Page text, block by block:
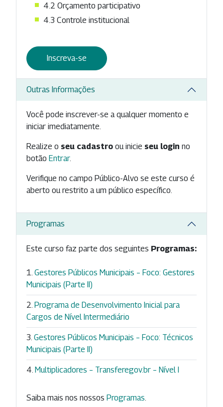
4.2 Orçamento participativo
4.3 Controle institucional
Inscreva-se
Outras Informações
Você pode inscrever-se a qualquer momento e
iniciar imediatamente.
Realize o seu cadastro ou inicie seu login no
botão Entrar.
Verifique no campo Público-Alvo se este curso é
aberto ou restrito a um público específico.
Programas
Este curso faz parte dos seguintes Programas:
Gestores Públicos Municipais – Foco: Gestores
Municipais (Parte II)
Programa de Desenvolvimento Inicial para
Cargos de Nível Intermediário
Gestores Públicos Municipais – Foco: Técnicos
Municipais (Parte II)
Multiplicadores – Transferegov.br – Nível I
Saiba mais nos nossos Programas